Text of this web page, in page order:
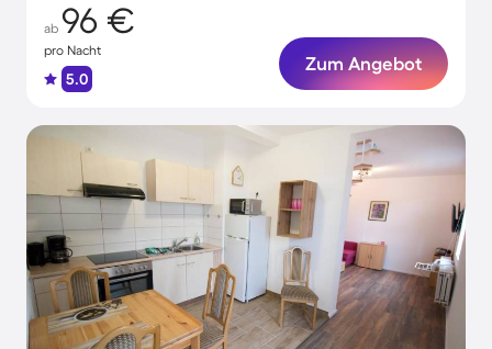
ab 96 €
pro Nacht
5.0
Zum Angebot